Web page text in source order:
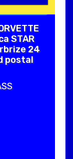
STAR
24
postal